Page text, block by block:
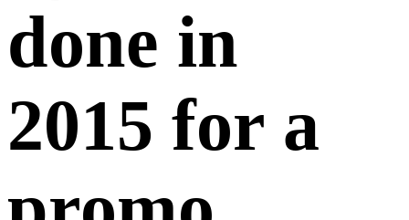
done in
2015 for a